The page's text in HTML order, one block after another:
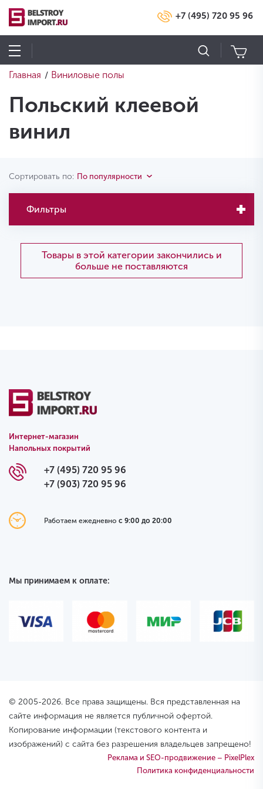
+7 (495) 720 95 96
Главная / Виниловые полы
Польский клеевой
винил
Сортировать по: По популярности
Фильтры
Товары в этой категории закончились и
больше не поставляются
Интернет-магазин
Напольных покрытий
+7 (495) 720 95 96
+7 (903) 720 95 96
Работаем ежедневно с 9:00 до 20:00
Мы принимаем к оплате:
© 2005-2026. Все права защищены. Вся представленная на
сайте информация не является публичной офертой.
Копирование информации (текстового контента и
изображений) с сайта без разрешения владельцев запрещено!
Реклама и SEO-продвижение – PixelPlex
Политика конфиденциальности